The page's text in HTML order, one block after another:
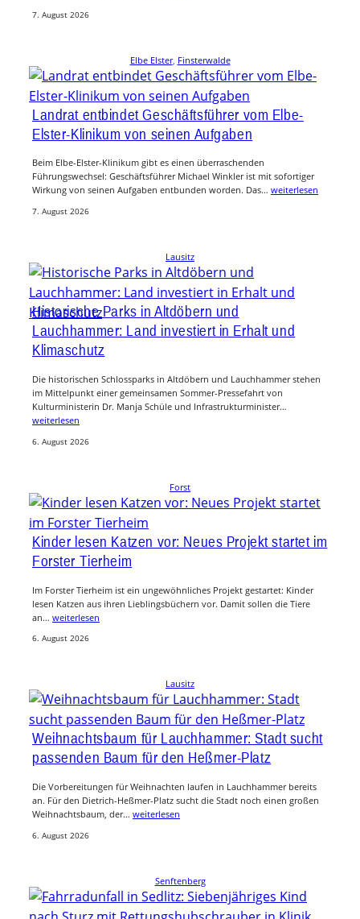
7. August 2026
Elbe Elster, Finsterwalde
Landrat entbindet Geschäftsführer vom Elbe-
Elster-Klinikum von seinen Aufgaben
Beim Elbe-Elster-Klinikum gibt es einen überraschenden
Führungswechsel: Geschäftsführer Michael Winkler ist mit sofortiger
Wirkung von seinen Aufgaben entbunden worden. Das… weiterlesen
7. August 2026
Lausitz
Historische Parks in Altdöbern und
Lauchhammer: Land investiert in Erhalt und
Klimaschutz
Die historischen Schlossparks in Altdöbern und Lauchhammer stehen
im Mittelpunkt einer gemeinsamen Sommer-Pressefahrt von
Kulturministerin Dr. Manja Schüle und Infrastrukturminister…
weiterlesen
6. August 2026
Forst
Kinder lesen Katzen vor: Neues Projekt startet im
Forster Tierheim
Im Forster Tierheim ist ein ungewöhnliches Projekt gestartet: Kinder
lesen Katzen aus ihren Lieblingsbüchern vor. Damit sollen die Tiere
an… weiterlesen
6. August 2026
Lausitz
Weihnachtsbaum für Lauchhammer: Stadt sucht
passenden Baum für den Heßmer-Platz
Die Vorbereitungen für Weihnachten laufen in Lauchhammer bereits
an. Für den Dietrich-Heßmer-Platz sucht die Stadt noch einen großen
Weihnachtsbaum, der… weiterlesen
6. August 2026
Senftenberg